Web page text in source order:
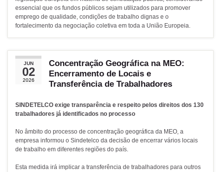
essencial que os fundos públicos sejam utilizados para promover
emprego de qualidade, condições de trabalho dignas e o
fortalecimento da negociação coletiva em toda a União Europeia.
JUN
02
2026
Concentração Geográfica na MEO:
Encerramento de Locais e
Transferência de Trabalhadores
SINDETELCO exige transparência e respeito pelos direitos dos 130
trabalhadores já identificados no processo
No âmbito do processo de concentração geográfica da MEO, a
empresa informou o Sindetelco da decisão de encerrar vários locais
de trabalho em diferentes regiões do país.
Esta medida irá implicar a transferência de trabalhadores para outros